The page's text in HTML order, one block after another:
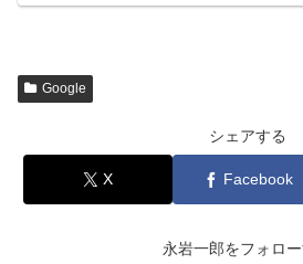
Google
シェアする
X Facebook
永岩一郎をフォロ